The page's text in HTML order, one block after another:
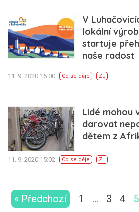
V
lokální
startuje
naše radost
11. 9. 2020 16:00 Co se děje ZL
Lidé mohou
darovat
dětem z
11. 9. 2020 15:02 Co se děje ZL
« Předchozí 1 … 3 4 5